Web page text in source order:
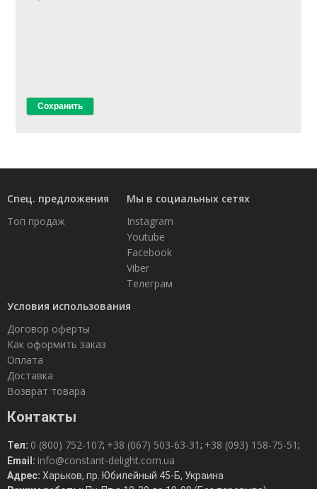
Спец. предложения
Топ продаж
Мы в социальных сетях
Instagram
Youtube
Facebook
Viber
Телеграм
Условия использования
Договор оферты
Как оформить заказ
Оплата
Доставка
Возврат товара
Контакты
Тел: 0 (800) 752-107; +38 (067) 503-63-31; +38 (093) 158-75-51;
Email: info@constant-delight.com.ua
Адрес: Харьков, пр. Юбилейный 45-Б, Украина